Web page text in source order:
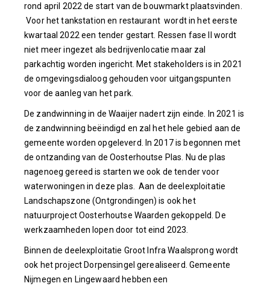
rond april 2022 de start van de bouwmarkt plaatsvinden.
Voor het tankstation en restaurant wordt in het eerste
kwartaal 2022 een tender gestart. Ressen fase II wordt
niet meer ingezet als bedrijvenlocatie maar zal
parkachtig worden ingericht. Met stakeholders is in 2021
de omgevingsdialoog gehouden voor uitgangspunten
voor de aanleg van het park.
De zandwinning in de Waaijer nadert zijn einde. In 2021 is
de zandwinning beëindigd en zal het hele gebied aan de
gemeente worden opgeleverd. In 2017 is begonnen met
de ontzanding van de Oosterhoutse Plas. Nu de plas
nagenoeg gereed is starten we ook de tender voor
waterwoningen in deze plas. Aan de deelexploitatie
Landschapszone (Ontgrondingen) is ook het
natuurproject Oosterhoutse Waarden gekoppeld. De
werkzaamheden lopen door tot eind 2023.
Binnen de deelexploitatie Groot Infra Waalsprong wordt
ook het project Dorpensingel gerealiseerd. Gemeente
Nijmegen en Lingewaard hebben een